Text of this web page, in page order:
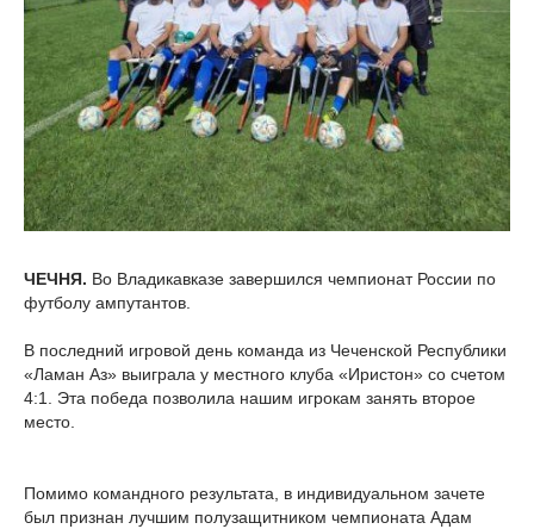
ЧЕЧНЯ. Во Владикавказе завершился чемпионат России по
футболу ампутантов.
В последний игровой день команда из Чеченской Республики
«Ламан Аз» выиграла у местного клуба «Иристон» со счетом
4:1. Эта победа позволила нашим игрокам занять второе
место.
Помимо командного результата, в индивидуальном зачете
был признан лучшим полузащитником чемпионата Адам